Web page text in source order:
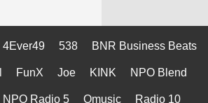
4Ever49 538 BNR Business Beats
FunX Joe KINK NPO Blend
NPO Radio 5 Qmusic Radio 10